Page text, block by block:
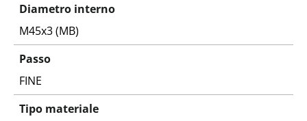
Diametro interno
M45x3 (MB)
Passo
FINE
Tipo materiale